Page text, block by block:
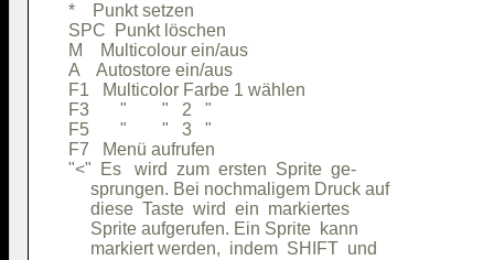
*    Punkt setzen
SPC  Punkt löschen
M    Multicolour ein/aus
A    Autostore ein/aus
F1   Multicolor Farbe 1 wählen
F3       "        "   2   "
F5       "        "   3   "
F7   Menü aufrufen
"<"  Es   wird  zum  ersten  Sprite  ge-
     sprungen. Bei nochmaligem Druck auf
     diese  Taste  wird  ein  markiertes
     Sprite aufgerufen. Ein Sprite  kann
     markiert werden,  indem  SHIFT  und